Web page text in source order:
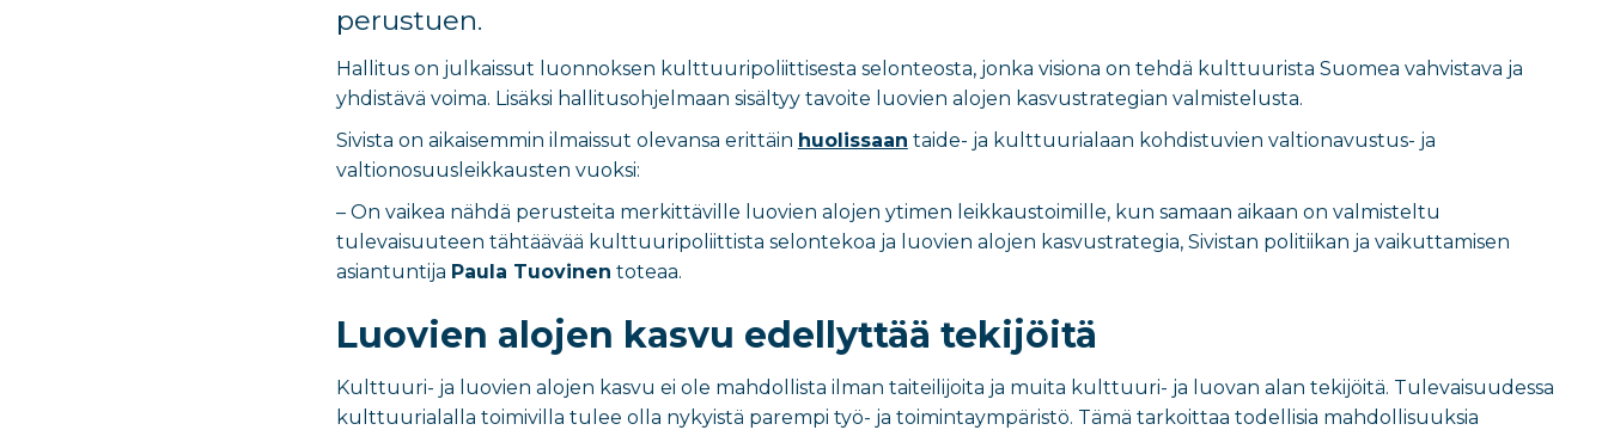
perustuen.
Hallitus on julkaissut luonnoksen kulttuuripoliittisesta selonteosta, jonka visiona on tehdä kulttuurista Suomea vahvistava ja
yhdistävä voima. Lisäksi hallitusohjelmaan sisältyy tavoite luovien alojen kasvustrategian valmistelusta.
Sivista on aikaisemmin ilmaissut olevansa erittäin huolissaan taide- ja kulttuurialaan kohdistuvien valtionavustus- ja
valtionosuusleikkausten vuoksi:
– On vaikea nähdä perusteita merkittäville luovien alojen ytimen leikkaustoimille, kun samaan aikaan on valmisteltu
tulevaisuuteen tähtäävää kulttuuripoliittista selontekoa ja luovien alojen kasvustrategia, Sivistan politiikan ja vaikuttamisen
asiantuntija Paula Tuovinen toteaa.
Luovien alojen kasvu edellyttää tekijöitä
Kulttuuri- ja luovien alojen kasvu ei ole mahdollista ilman taiteilijoita ja muita kulttuuri- ja luovan alan tekijöitä. Tulevaisuudessa
kulttuurialalla toimivilla tulee olla nykyistä parempi työ- ja toimintaympäristö. Tämä tarkoittaa todellisia mahdollisuuksia